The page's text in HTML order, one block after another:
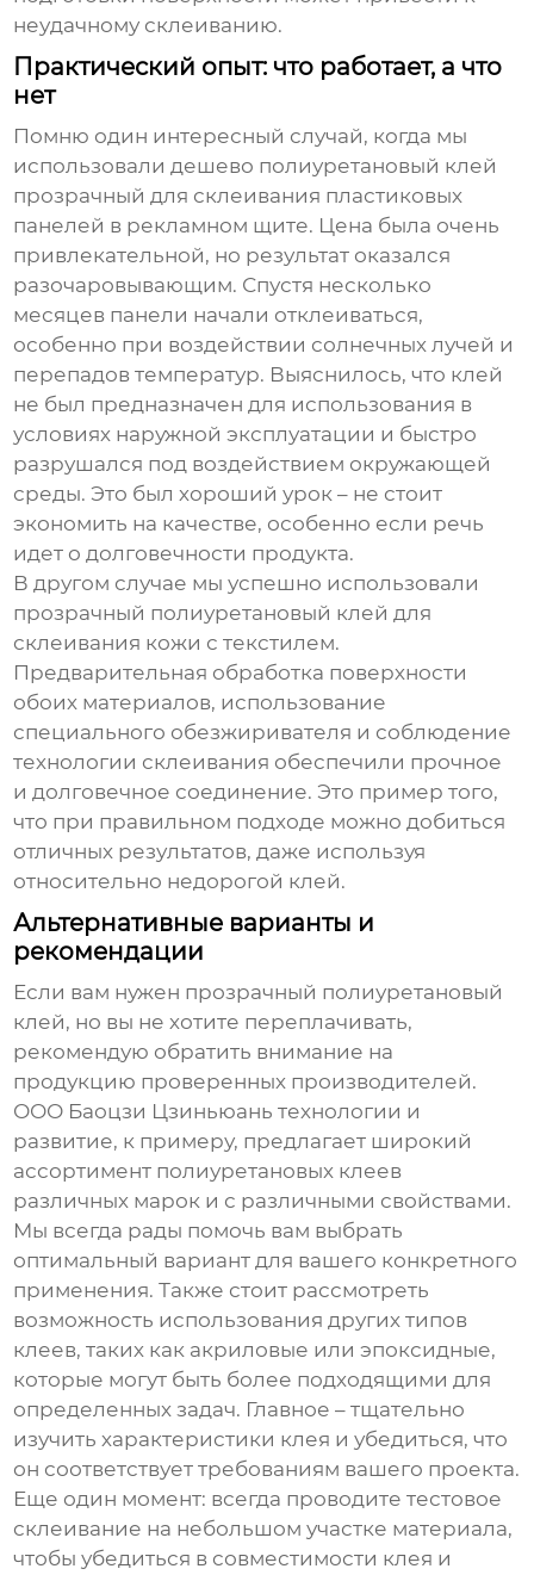
неудачному склеиванию.
Практический опыт: что работает, а что
нет
Помню один интересный случай, когда мы
использовалидешево полиуретановый клей
прозрачный для склеивания пластиковых
панелей в рекламном щите. Цена была очень
привлекательной, но результат оказался
разочаровывающим. Спустя несколько
месяцев панели начали отклеиваться,
особенно при воздействии солнечных лучей и
перепадов температур. Выяснилось, что клей
не был предназначен для использования в
условиях наружной эксплуатации и быстро
разрушался под воздействием окружающей
среды. Это был хороший урок – не стоит
экономить на качестве, особенно если речь
идет о долговечности продукта.
В другом случае мы успешно использовали
прозрачный полиуретановый клей для
склеивания кожи с текстилем.
Предварительная обработка поверхности
обоих материалов, использование
специального обезжиривателя и соблюдение
технологии склеивания обеспечили прочное
и долговечное соединение. Это пример того,
что при правильном подходе можно добиться
отличных результатов, даже используя
относительно недорогой клей.
Альтернативные варианты и
рекомендации
Если вам нужен прозрачный полиуретановый
клей, но вы не хотите переплачивать,
рекомендую обратить внимание на
продукцию проверенных производителей.
ООО Баоцзи Цзиньюань технологии и
развитие, к примеру, предлагает широкий
ассортимент полиуретановых клеев
различных марок и с различными свойствами.
Мы всегда рады помочь вам выбрать
оптимальный вариант для вашего конкретного
применения. Также стоит рассмотреть
возможность использования других типов
клеев, таких как акриловые или эпоксидные,
которые могут быть более подходящими для
определенных задач. Главное – тщательно
изучить характеристики клея и убедиться, что
он соответствует требованиям вашего проекта.
Еще один момент: всегда проводите тестовое
склеивание на небольшом участке материала,
чтобы убедиться в совместимости клея и